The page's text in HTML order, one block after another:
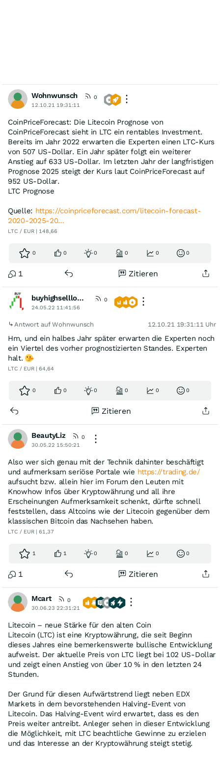
Wohnwunsch
0
12.10.21 19:31:11
CoinPriceForecast: Die Litecoin Prognose von
CoinPriceForecast sieht in LTC ein rentables Investment.
Bereits im Jahr 2022 erwarten die Experten einen LTC-Kurs
von 507 US-Dollar. Ein Jahr später folgt ein weiterer
Anstieg auf 633 US-Dollar. Im letzten Jahr der langfristigen
Prognose 2025 steigt der Kurs laut CoinPriceForecast auf
952 US-Dollar.
LTC Prognose
Quelle: https://coinpriceforecast.com/litecoin-forecast-
2020-2025-20…
LTC / EUR | 148,66
0 0 0 0 0 0
1 Zitieren
buyhighselllow4ever
0
24.05.22 11:41:56
Antwort auf Wohnwunsch 12.10.21 19:31:11 Uhr
Hm, und ein halbes Jahr später erwarten die Experten noch
ein Viertel des vorher prognostizierten Standes. Experten
halt.
LTC / EUR | 64,64
0 0 0 0 0 0
Zitieren
BeautyLiz
0
30.05.22 15:50:21
Also wer sich genau mit der Technik dahinter beschäftigt
und aufmerksam seriöse Portale wie https://trading.de/
aufsucht bzw. allein hier im Forum den Leuten mit
Knowhow Infos über Kryptowährung und all ihre
Erscheinungen Aufmerksamkeit schenkt, dürfte schnell
feststellen, dass Altcoins wie der Litecoin gegenüber dem
klassischen Bitcoin das Nachsehen haben.
LTC / EUR | 61,37
1 1 0 0 0 0
1 Zitieren
Mcart
0
30.06.23 22:31:21
Litecoin – neue Stärke für den alten Coin
Litecoin (LTC) ist eine Kryptowährung, die seit Beginn
dieses Jahres eine bemerkenswerte bullische Entwicklung
aufweist. Der aktuelle Preis von LTC liegt bei 102 US-Dollar
und zeigt einen Anstieg von über 10 % in den letzten 24
Stunden.
Der Grund für diesen Aufwärtstrend liegt neben EDX
Markets in dem bevorstehenden Halving-Event von
Litecoin. Das Halving-Event wird erwartet, dass es den
Preis weiter antreibt. Anleger sehen in dieser Entwicklung
die Möglichkeit, mit LTC beachtliche Gewinne zu erzielen
und das Interesse an der Kryptowährung steigt stetig.